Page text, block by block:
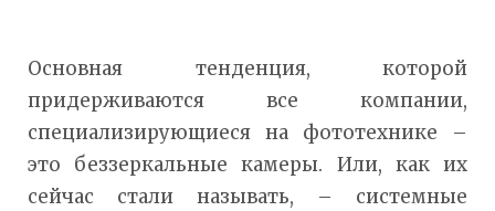
Основная тенденция, которой
придерживаются все компании,
специализирующиеся на фототехнике –
это беззеркальные камеры. Или, как их
сейчас стали называть, – системные